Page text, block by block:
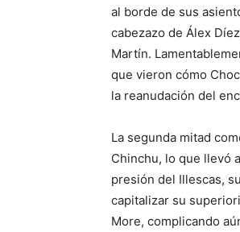
al borde de sus
cabezazo de Álex
Martín.
que vieron cómo
la reanudación del
La segunda mitad
Chinchu, lo que llevó
presión del Illescas,
capitalizar su
More, complicando